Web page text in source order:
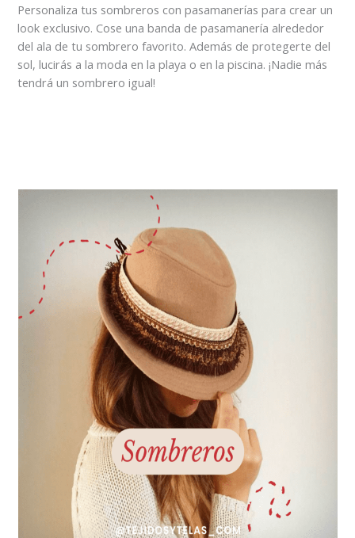
Personaliza tus sombreros con pasamanerías para crear un
look exclusivo. Cose una banda de pasamanería alrededor
del ala de tu sombrero favorito. Además de protegerte del
sol, lucirás a la moda en la playa o en la piscina. ¡Nadie más
tendrá un sombrero igual!